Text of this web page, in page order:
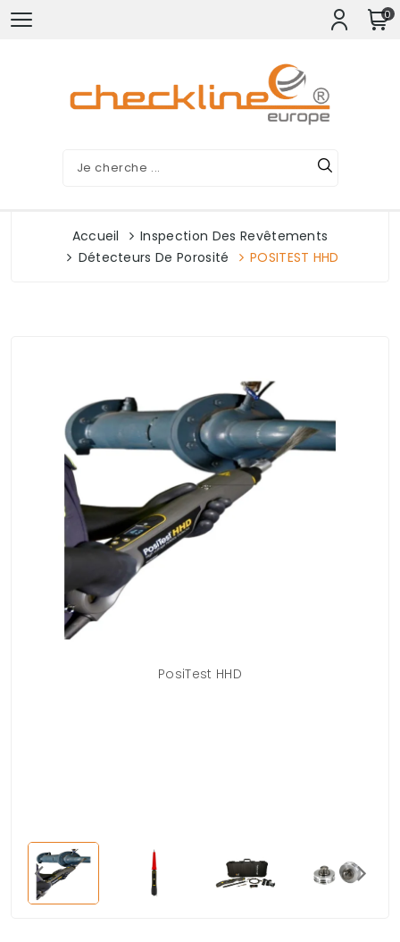
0
Accueil
Inspection Des Revêtements
Détecteurs De Porosité
POSITEST HHD
PosiTest HHD